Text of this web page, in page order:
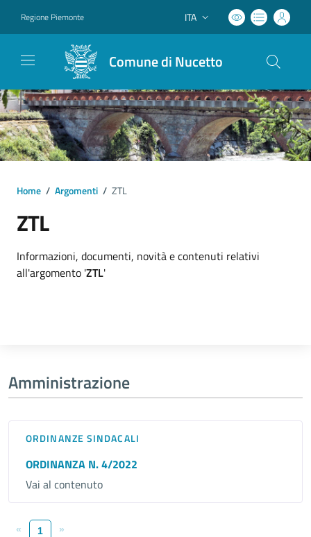
Regione Piemonte Lingua attiva:
ITA
Comune di Nucetto
Home / Argomenti / ZTL
ZTL
Dettagli argomento
Informazioni, documenti, novità e contenuti relativi
all'argomento 'ZTL'
Amministrazione
ORDINANZE SINDACALI
ORDINANZA N. 4/2022
Vai al contenuto
« 1 »